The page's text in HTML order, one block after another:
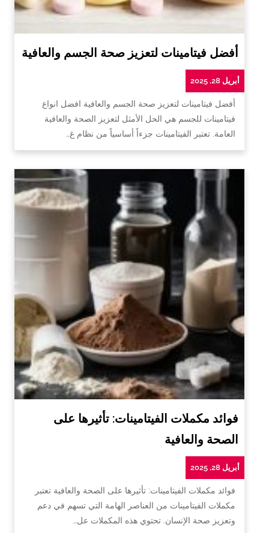
أفضل فيتامينات لتعزيز صحة الجسم والعافية
أبريل 28, 2025
أفضل فيتامينات لتعزيز صحة الجسم والعافية افضل انواع
فيتامينات للجسم هي الحل الأمثل لتعزيز الصحة والعافية
العامة. تعتبر الفيتامينات جزءاً أساسياً من نظام غ…
فوائد مكملات الفيتامينات: تأثيرها على
الصحة والعافية
أبريل 28, 2025
فوائد مكملات الفيتامينات: تأثيرها على الصحة والعافية تعتبر
مكملات الفيتامينات من العناصر الهامة التي تسهم في دعم
وتعزيز صحة الإنسان. تحتوي هذه المكملات عل…